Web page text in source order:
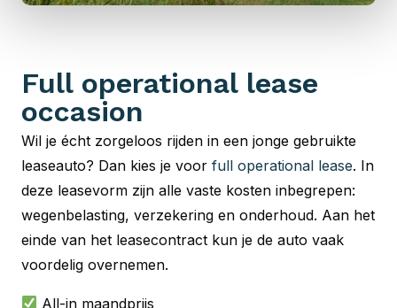
Full operational lease
occasion
Wil je écht zorgeloos rijden in een jonge gebruikte
leaseauto? Dan kies je voor full operational lease. In
deze leasevorm zijn alle vaste kosten inbegrepen:
wegenbelasting, verzekering en onderhoud. Aan het
einde van het leasecontract kun je de auto vaak
voordelig overnemen.
All-in maandprijs